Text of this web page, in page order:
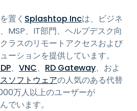
置く Splashtop Incは、ビジネ
MSP、IT部門、ヘルプデスク向
ラスのリモートアクセスおよび
ーションを提供しています。
、 VNC、 RD Gateway、およ
ソフトウェアの人気のある代替
万人以上のユーザーが
でいます。